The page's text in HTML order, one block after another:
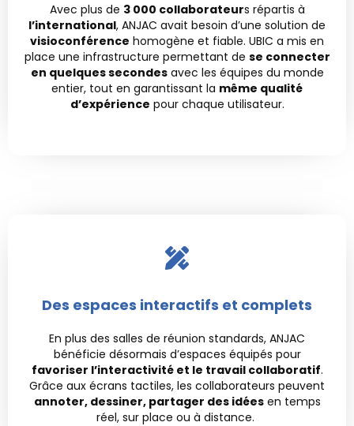
Avec plus de 3 000 collaborateurs répartis à
l’international, ANJAC avait besoin d’une solution de
visioconférence homogène et fiable. UBIC a mis en
place une infrastructure permettant de se connecter
en quelques secondesavec les équipes du monde
entier, tout en garantissant la même qualité
d’expérience pour chaque utilisateur.
Des espaces interactifs et complets
En plus des salles de réunion standards, ANJAC
bénéficie désormais d’espaces équipés pour
favoriser l’interactivité et le travail collaboratif.
Grâce aux écrans tactiles, les collaborateurs peuvent
annoter, dessiner, partager des idéesen temps
réel, sur place ou à distance.